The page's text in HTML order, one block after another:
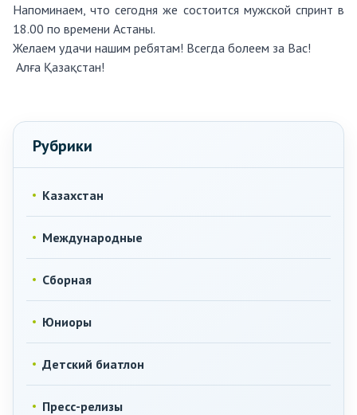
Напоминаем, что сегодня же состоится мужской спринт в
18.00 по времени Астаны.
Желаем удачи нашим ребятам! Всегда болеем за Вас!
Алға Қазақстан!
Рубрики
Казахстан
Международные
Сборная
Юниоры
Детский биатлон
Пресс-релизы